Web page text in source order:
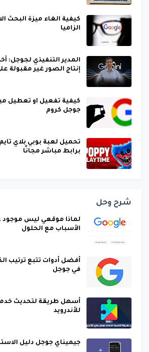
كيفية الغاء ميزة البحث
الزاميا
إنتاج الصور غير مقبولة
كيفية تفعيل او تعطيل
جوجل كروم
برابط مباشر مجانًا
شرح وحل
لماذا موقعي ليس موجود
الأسباب مع الحلول
أفضل أدوات تتبع ترتيب
في جوجل
أسهل طريقة لتحديث
للأندرويد
جيميناي جوجل دليل